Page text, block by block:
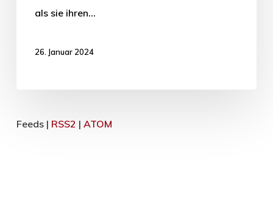
als sie ihren…
26. Januar 2024
Feeds | RSS2 | ATOM